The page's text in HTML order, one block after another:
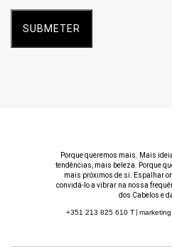
Porque queremos mais. Mais
tendências, mais beleza. Porque
mais próximos de si. Espalhar
convidá-lo a vibrar na nossa
dos Cabelos e
+351 213 825 610 T|